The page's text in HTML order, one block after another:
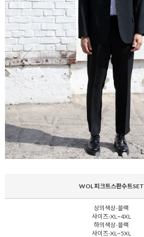
WOL 피크트스판수트SET
상의색상-블랙
사이즈-XL~4XL
하의색상-블랙
사이즈-XL~5XL